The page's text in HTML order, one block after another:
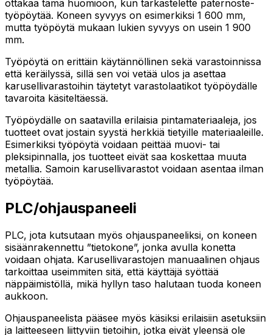
ottakaa tämä huomioon, kun tarkastelette paternoste-
työpöytää. Koneen syvyys on esimerkiksi 1 600 mm,
mutta työpöytä mukaan lukien syvyys on usein 1 900
mm.
Työpöytä on erittäin käytännöllinen sekä varastoinnissa
että keräilyssä, sillä sen voi vetää ulos ja asettaa
karusellivarastoihin täytetyt varastolaatikot työpöydälle
tavaroita käsiteltäessä.
Työpöydälle on saatavilla erilaisia pintamateriaaleja, jos
tuotteet ovat jostain syystä herkkiä tietyille materiaaleille.
Esimerkiksi työpöytä voidaan peittää muovi- tai
pleksipinnalla, jos tuotteet eivät saa koskettaa muuta
metallia. Samoin karusellivarastot voidaan asentaa ilman
työpöytää.
PLC/ohjauspaneeli
PLC, jota kutsutaan myös ohjauspaneeliksi, on koneen
sisäänrakennettu ”tietokone”, jonka avulla konetta
voidaan ohjata. Karusellivarastojen manuaalinen ohjaus
tarkoittaa useimmiten sitä, että käyttäjä syöttää
näppäimistöllä, mikä hyllyn taso halutaan tuoda koneen
aukkoon.
Ohjauspaneelista pääsee myös käsiksi erilaisiin asetuksiin
ja laitteeseen liittyviin tietoihin, jotka eivät yleensä ole